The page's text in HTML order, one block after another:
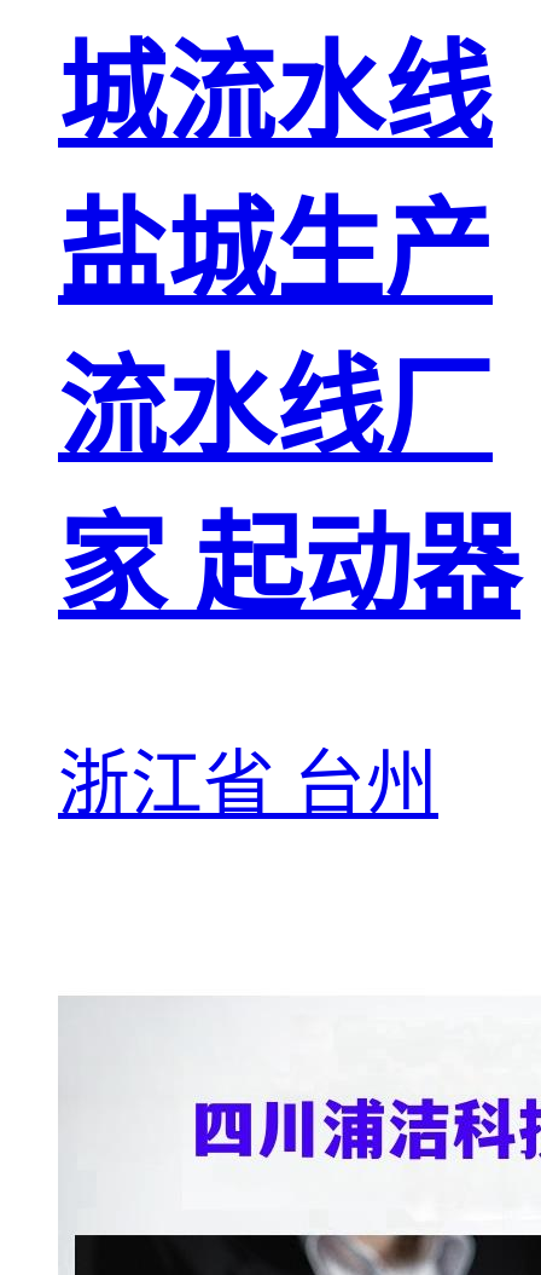
城流水线
盐城生产
流水线厂
家 起动器
浙江省 台州